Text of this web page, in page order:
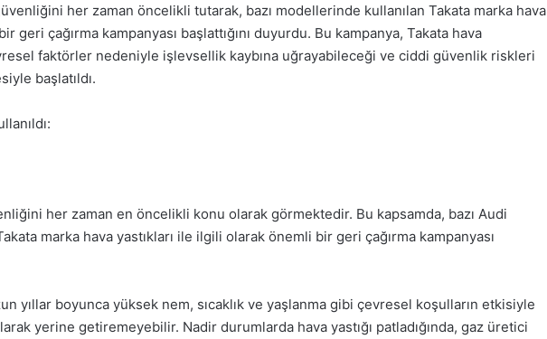
her zaman öncelikli tutarak, bazı modellerinde kullanılan Takata marka hava
geri çağırma kampanyası başlattığını duyurdu. Bu kampanya, Takata hava
faktörler nedeniyle işlevsellik kaybına uğrayabileceği ve ciddi güvenlik riskleri
başlatıldı.
her zaman en öncelikli konu olarak görmektedir. Bu kapsamda, bazı Audi
marka hava yastıkları ile ilgili olarak önemli bir geri çağırma kampanyası
yıllar boyunca yüksek nem, sıcaklık ve yaşlanma gibi çevresel koşulların etkisiyle
yerine getiremeyebilir. Nadir durumlarda hava yastığı patladığında, gaz üretici